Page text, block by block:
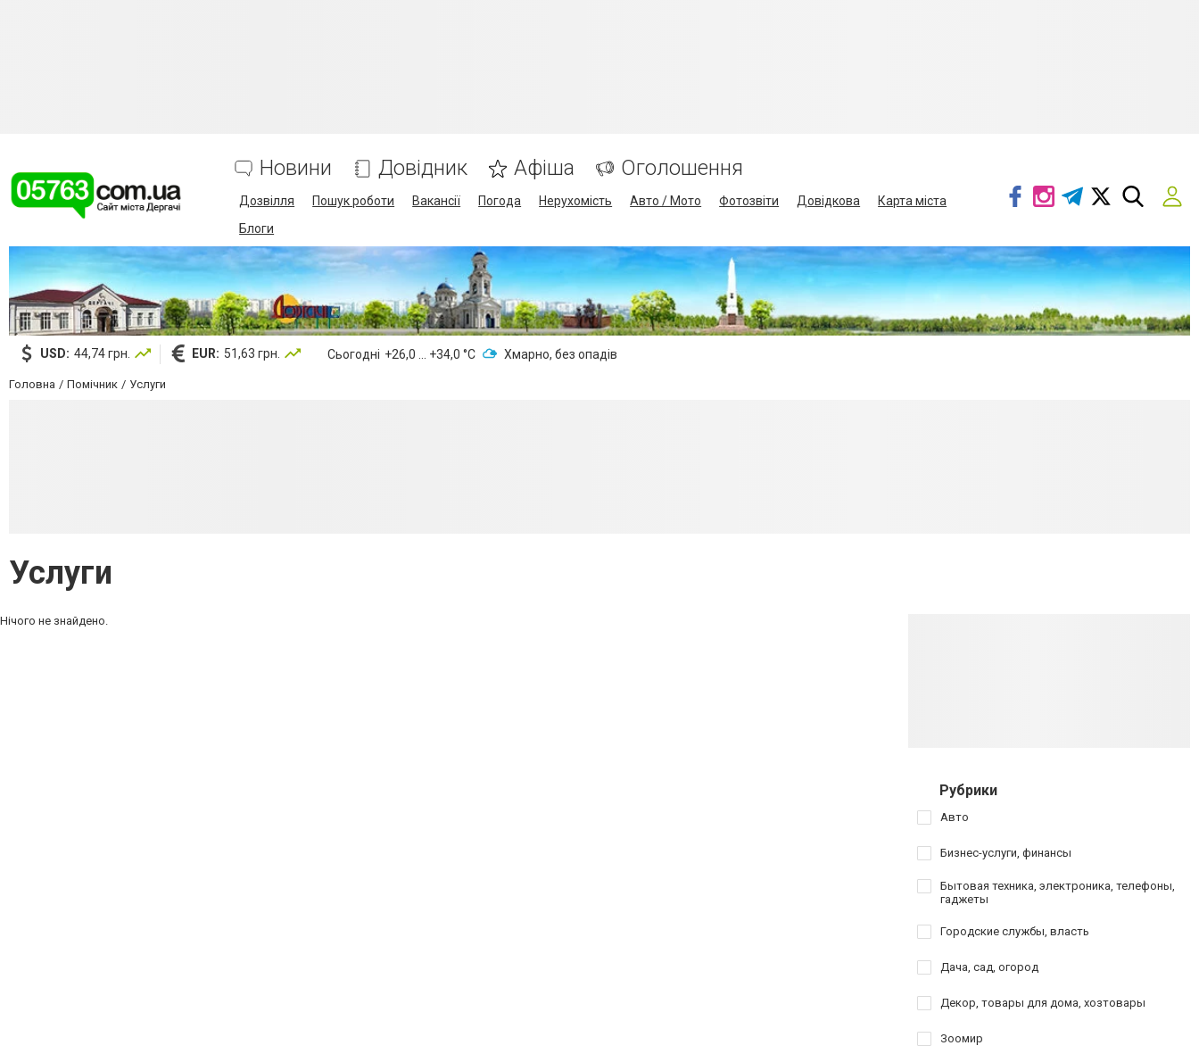
Новини Довідник Афіша Оголошення
Дозвілля Пошук роботи Вакансії Погода Нерухомість Авто / Мото Фотозвіти Довідкова
Карта міста
Блоги
USD: 44,74 грн. EUR: 51,63 грн. Сьогодні +26,0 ... +34,0 °С Хмарно, без опадів
Головна Помічник Услуги
Услуги
Нічого не знайдено.
Рубрики
Авто
Бизнес-услуги, финансы
Бытовая техника, электроника, телефоны,
гаджеты
Городские службы, власть
Дача, сад, огород
Декор, товары для дома, хозтовары
Зоомир